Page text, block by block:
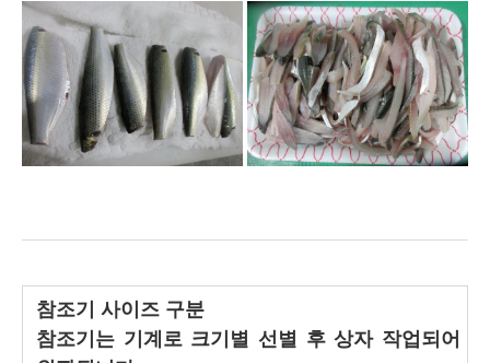
참조기 사이즈 구분
참조기는 기계로 크기별 선별 후 상자 작업되어